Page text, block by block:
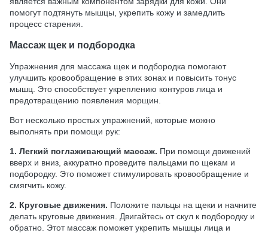
помогут подтянуть мышцы, укрепить кожу и замедлить
процесс старения.
Массаж щек и подбородка
Упражнения для массажа щек и подбородка помогают
улучшить кровообращение в этих зонах и повысить тонус
мышц. Это способствует укреплению контуров лица и
предотвращению появления морщин.
Вот несколько простых упражнений, которые можно
выполнять при помощи рук:
1. Легкий поглаживающий массаж. При помощи движений
вверх и вниз, аккуратно проведите пальцами по щекам и
подбородку. Это поможет стимулировать кровообращение и
смягчить кожу.
2. Круговые движения. Положите пальцы на щеки и начните
делать круговые движения. Двигайтесь от скул к подбородку и
обратно. Этот массаж поможет укрепить мышцы лица и